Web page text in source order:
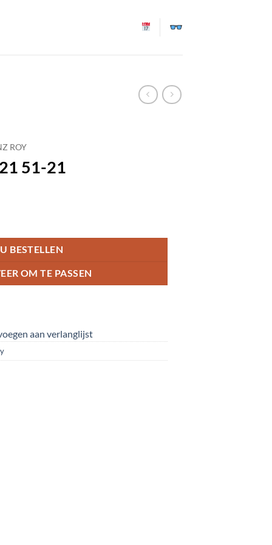
ROY
51-21
BESTELLEN
OM TE PASSEN
aan verlanglijst